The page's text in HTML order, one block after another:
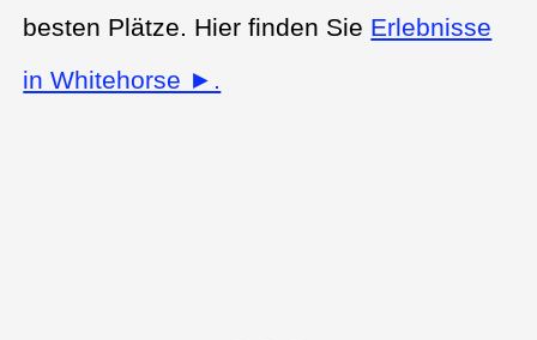
besten Plätze. Hier finden Sie Erlebnisse
in Whitehorse ►.